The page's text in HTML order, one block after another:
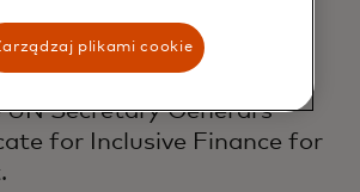
Group for the WE
7 program of UN Women
Group on Financial
Secretary General’s
for Inclusive Finance for
plikami cookie